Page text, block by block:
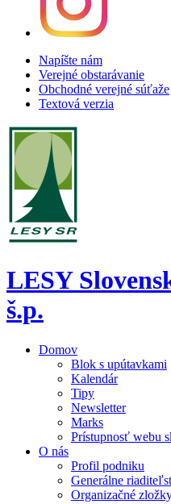
Napíšte nám
Verejné obstarávanie
Obchodné verejné súťaže
Textová verzia
LESY
š.p.
Domov
Blok s upútavkami
Kalendár
Tipy
Newsletter
Marks
Prístupnosť webu
O nás
Profil podniku
Generálne
Organizačné